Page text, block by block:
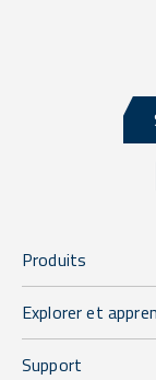
Produits
Explorer et
Support